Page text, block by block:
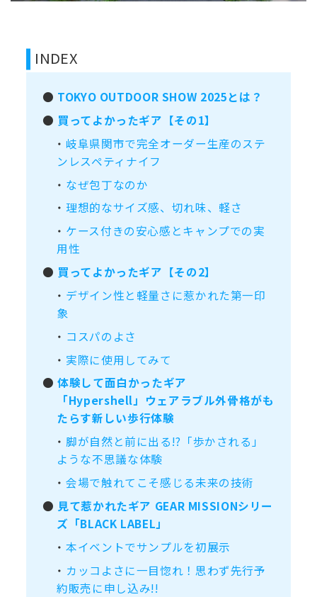
INDEX
● TOKYO OUTDOOR SHOW 2025とは？
● 買ってよかったギア【その1】
・ 岐阜県関市で完全オーダー生産のステ
ンレスペティナイフ
・ なぜ包丁なのか
・理想的なサイズ感、切れ味、軽さ
・ ケース付きの安心感とキャンプでの実
用性
● 買ってよかったギア【その2】
・ デザイン性と軽量さに惹かれた第一印
象
・ コスパのよさ
・ 実際に使用してみて
●体験して面白かったギア
「Hypershell」ウェアラブル外骨格がも
たらす新しい歩行体験
・ 脚が自然と前に出る!?「歩かされる」
ような不思議な体験
・会場で触れてこそ感じる未来の技術
● 見て惹かれたギア GEAR MISSIONシリー
ズ「BLACK LABEL」
・本イベントでサンプルを初展示
・ カッコよさに一目惚れ！思わず先行予
約販売に申し込み!!